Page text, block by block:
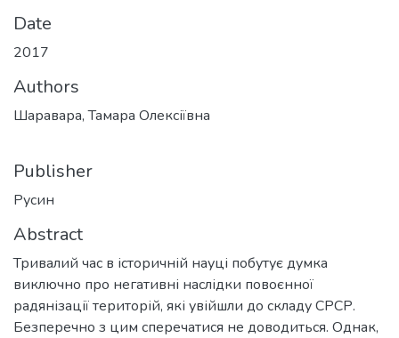
Date
2017
Authors
Шаравара, Тамара Олексіївна
Publisher
Русин
Abstract
Тривалий час в історичній науці побутує думка
виключно про негативні наслідки повоєнної
радянізації територій, які увійшли до складу СРСР.
Безперечно з цим сперечатися не доводиться. Однак,